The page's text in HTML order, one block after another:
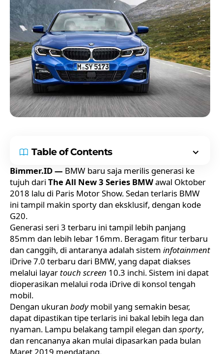
Table of Contents
Bimmer.ID — BMW baru saja merilis generasi ke
tujuh dari The All New 3 Series BMWawal Oktober
2018 lalu di Paris Motor Show. Sedan terlaris BMW
ini tampil makin sporty dan eksklusif, dengan kode
G20.
Generasi seri 3 terbaru ini tampil lebih panjang
85mm dan lebih lebar 16mm. Beragam fitur terbaru
dan canggih, di antaranya adalah sistem infotainment
iDrive 7.0 terbaru dari BMW, yang dapat diakses
melalui layar touch screen 10.3 inchi. Sistem ini dapat
dioperasikan melalui roda iDrive di konsol tengah
mobil.
Dengan ukuran bodymobil yang semakin besar,
dapat dipastikan tipe terlaris ini bakal lebih lega dan
nyaman. Lampu belakang tampil elegan dan sporty,
dan rencananya akan mulai dipasarkan pada bulan